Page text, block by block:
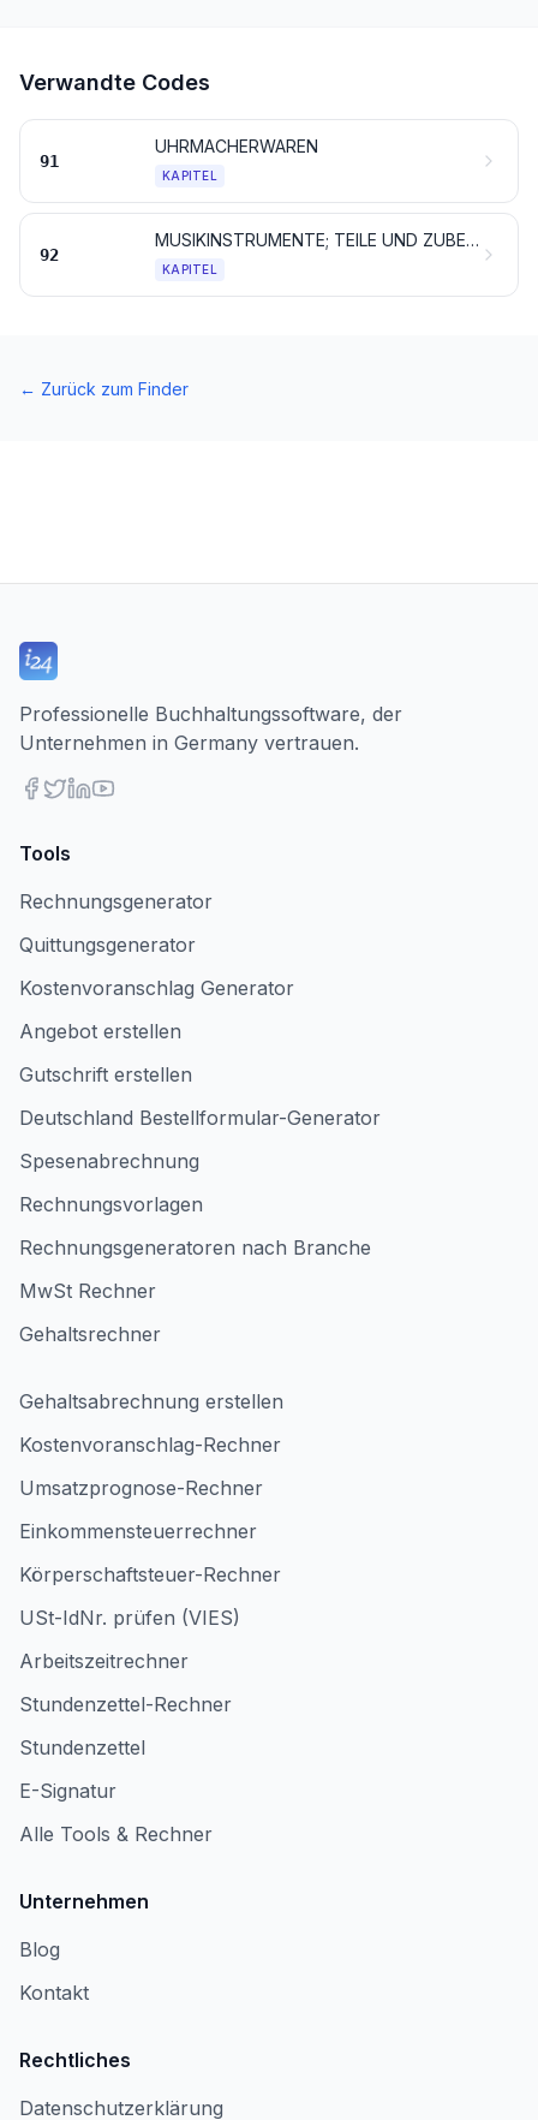
Verwandte Codes
91
UHRMACHERWAREN
KAPITEL
92
MUSIKINSTRUMENTE; TEILE UND ZUBEHÖR FÜR DIESE INSTRUMENTE
KAPITEL
← Zurück zum Finder
Professionelle Buchhaltungssoftware, der
Unternehmen in Germany vertrauen.
Tools
Rechnungsgenerator
Quittungsgenerator
Kostenvoranschlag Generator
Angebot erstellen
Gutschrift erstellen
Deutschland Bestellformular-Generator
Spesenabrechnung
Rechnungsvorlagen
Rechnungsgeneratoren nach Branche
MwSt Rechner
Gehaltsrechner
Gehaltsabrechnung erstellen
Kostenvoranschlag-Rechner
Umsatzprognose-Rechner
Einkommensteuerrechner
Körperschaftsteuer-Rechner
USt-IdNr. prüfen (VIES)
Arbeitszeitrechner
Stundenzettel-Rechner
Stundenzettel
E-Signatur
Alle Tools & Rechner
Unternehmen
Blog
Kontakt
Rechtliches
Datenschutzerklärung